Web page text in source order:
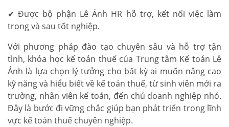
✔ Được bộ phận Lê Ánh HR hỗ trợ, kết nối việc làm
trong và sau tốt nghiệp.
Với phương pháp đào tạo chuyên sâu và hỗ trợ tận
tình, khóa học kế toán thuế của Trung tâm Kế toán Lê
Ánh là lựa chọn lý tưởng cho bất kỳ ai muốn nâng cao
kỹ năng và hiểu biết về kế toán thuế, từ sinh viên mới ra
trường, nhân viên kế toán, đến chủ doanh nghiệp nhỏ.
Đây là bước đi vững chắc giúp bạn phát triển trong lĩnh
vực kế toán thuế chuyên nghiệp.